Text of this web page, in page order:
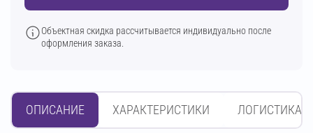
Объектная скидка рассчитывается индивидуально после
оформления заказа.
ОПИСАНИЕ ХАРАКТЕРИСТИКИ ЛОГИСТИКА